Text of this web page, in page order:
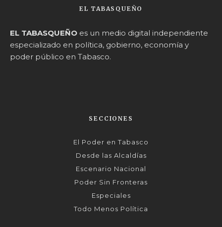
EL TABASQUEÑO
EL TABASQUEÑO es un medio digital independiente
especializado en política, gobierno, economía y
poder público en Tabasco.
SECCIONES
El Poder en Tabasco
Desde las Alcaldías
Escenario Nacional
Poder Sin Fronteras
Especiales
Todo Menos Política